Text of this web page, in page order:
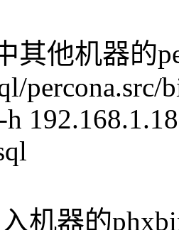
其他机器的
机器的